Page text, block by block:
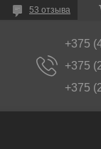
53 отзыва
+375
+375
+375